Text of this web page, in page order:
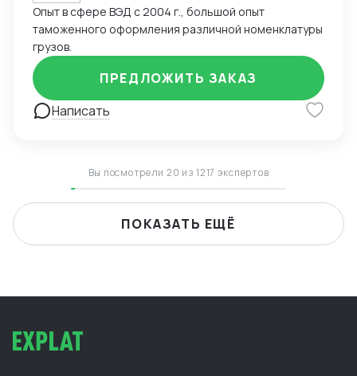
Опыт в сфере ВЭД с 2004 г., большой опыт
таможенного оформления различной номенклатуры
грузов.
Написать
ПРЕДЛОЖИТЬ ЗАКАЗ
Вы посмотрели 20 из 1217 экспертов
ПОКАЗАТЬ ЕЩЁ